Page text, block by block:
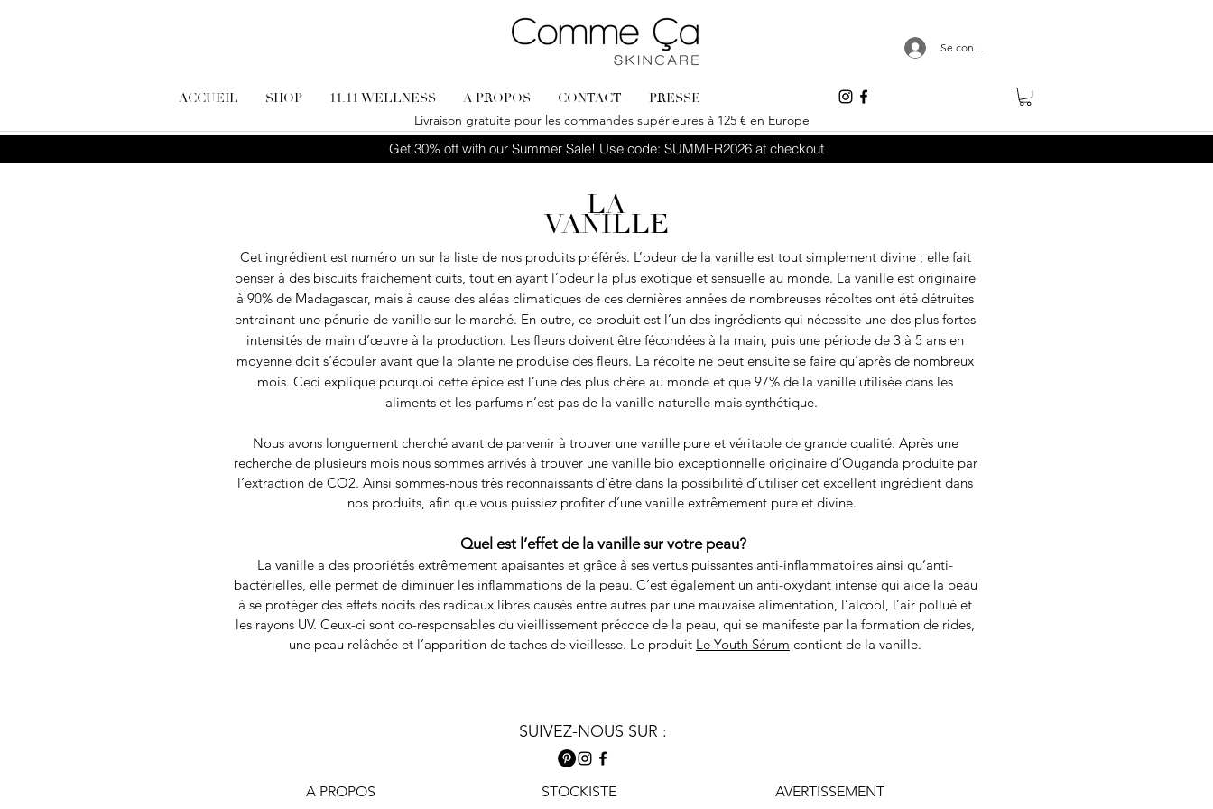
Se connecter
ACCUEIL SHOP 11.11 WELLNESS A PROPOS CONTACT
PRESSE
Livraison gratuite pour les commandes supérieures à 125 € en Europe
Get 30% off with our Summer Sale! Use code: SUMMER2026 at checkout
LA
VANILLE
Cet ingrédient est numéro un sur la liste de nos produits préférés. L’odeur de la vanille est tout simplement divine ; elle fait
penser à des biscuits fraichement cuits, tout en ayant l’odeur la plus exotique et sensuelle au monde. La vanille est originaire
à 90% de Madagascar, mais à cause des aléas climatiques de ces dernières années de nombreuses récoltes ont été détruites
entrainant une pénurie de vanille sur le marché. En outre, ce produit est l’un des ingrédients qui nécessite une des plus fortes
intensités de main d’œuvre à la production. Les fleurs doivent être fécondées à la main, puis une période de 3 à 5 ans en
moyenne doit s’écouler avant que la plante ne produise des fleurs. La récolte ne peut ensuite se faire qu’après de nombreux
mois. Ceci explique pourquoi cette épice est l’une des plus chère au monde et que 97% de la vanille utilisée dans les
aliments et les parfums n’est pas de la vanille naturelle mais synthétique.
Nous avons longuement cherché avant de parvenir à trouver une vanille pure et véritable de grande qualité. Après une
recherche de plusieurs mois nous sommes arrivés à trouver une vanille bio exceptionnelle originaire d’Ouganda produite par
l’extraction de CO2. Ainsi sommes-nous très reconnaissants d’être dans la possibilité d’utiliser cet excellent ingrédient dans
nos produits, afin que vous puissiez profiter d’une vanille extrêmement pure et divine.
Quel est l’effet de la vanille sur votre peau?
La vanille a des propriétés extrêmement apaisantes et grâce à ses vertus puissantes anti-inflammatoires ainsi qu’anti-
bactérielles, elle permet de diminuer les inflammations de la peau. C’est également un anti-oxydant intense qui aide la peau
à se protéger des effets nocifs des radicaux libres causés entre autres par une mauvaise alimentation, l’alcool, l’air pollué et
les rayons UV. Ceux-ci sont co-responsables du vieillissement précoce de la peau, qui se manifeste par la formation de rides,
une peau relâchée et l’apparition de taches de vieillesse. Le produit Le Youth Sérum contient de la vanille.
SUIVEZ-NOUS SUR :
A PROPOS STOCKISTE AVERTISSEMENT